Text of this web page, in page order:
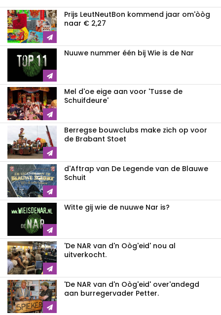
Prijs LeutNeutBon kommend jaar om'òòg
naar € 2,27
Nuuwe nummer één bij Wie is de Nar
Mel d'oe eige aan voor 'Tusse de
Schuifdeure'
Berregse bouwclubs make zich op voor
de Brabant Stoet
d'Aftrap van De Legende van de Blauwe
Schuit
Witte gij wie de nuuwe Nar is?
'De NAR van d'n Oòg'eid' nou al
uitverkocht.
'De NAR van d'n Oòg'eid' over'andegd
aan burregervader Petter.